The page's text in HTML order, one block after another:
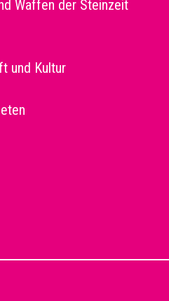
Waffen der Steinzeit
und Kultur